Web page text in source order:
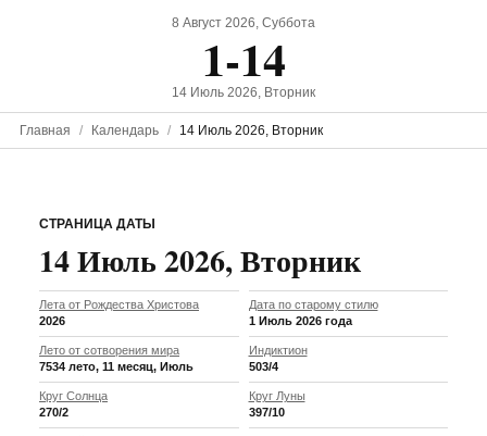
8 Август 2026, Суббота
1-14
14 Июль 2026, Вторник
Главная Календарь 14 Июль 2026, Вторник
СТРАНИЦА ДАТЫ
14 Июль 2026, Вторник
Лета от Рождества Христова
2026
Дата по старому стилю
1 Июль 2026 года
Лето от сотворения мира
7534 лето, 11 месяц, Июль
Индиктион
503/4
Круг Солнца
270/2
Круг Луны
397/10